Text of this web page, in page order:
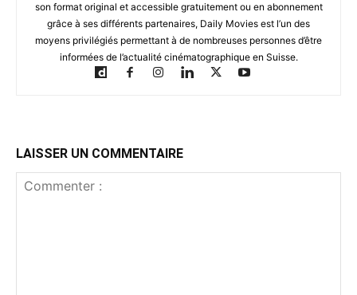
son format original et accessible gratuitement ou en abonnement
grâce à ses différents partenaires, Daily Movies est l’un des
moyens privilégiés permettant à de nombreuses personnes d’être
informées de l’actualité cinématographique en Suisse.
LAISSER UN COMMENTAIRE